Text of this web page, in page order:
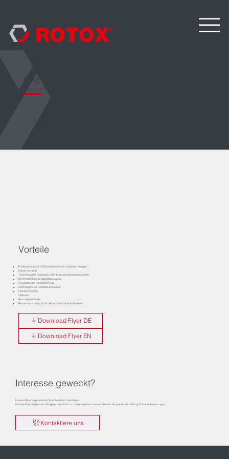
GAF 162
Vorteile
Profilspannung für 2 Glasleisten mit wechselbaren Zulagen
Handvorschub
Tischmodell mit Fräsmotor mit Fräserschnellwechselsystem
Mit Vorrischtung für Säneabsaugung
Pneumatische Profilspannung
Anschlag für die Frästiefe einstellbar
Filterdruckregler
Optionen:
Maschinenständer
Revolveranschlag für 8 unterschiedliche Ausklinktiefen
Download Flyer DE
Download Flyer EN
Interesse geweckt?
Lassen Sie uns gemeinsam Ihre Produktion optimieren.
Unsere Experten beraten Sie gerne persönlich zu unseren Maschinen und finden die passende Lösung für Ihre Anforderungen.
Kontaktiere uns